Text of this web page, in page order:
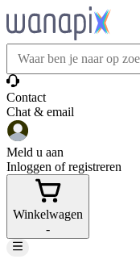
Contact
Chat & email
Meld u aan
Inloggen of registreren
Winkelwagen
-